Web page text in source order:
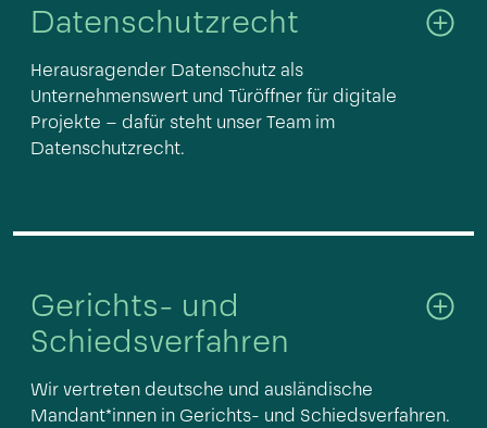
Datenschutzrecht
Herausragender Datenschutz als
Unternehmenswert und Türöffner für digitale
Projekte – dafür steht unser Team im
Datenschutzrecht.
Gerichts- und
Schiedsverfahren
Wir vertreten deutsche und ausländische
Mandant*innen in Gerichts- und Schiedsverfahren.